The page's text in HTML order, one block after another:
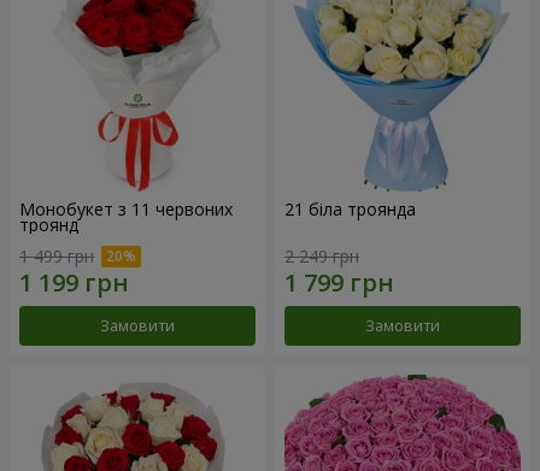
Монобукет з 11 червоних
троянд
1 499 грн
Замовити
21 біла троянда
2 249 грн
Замовити